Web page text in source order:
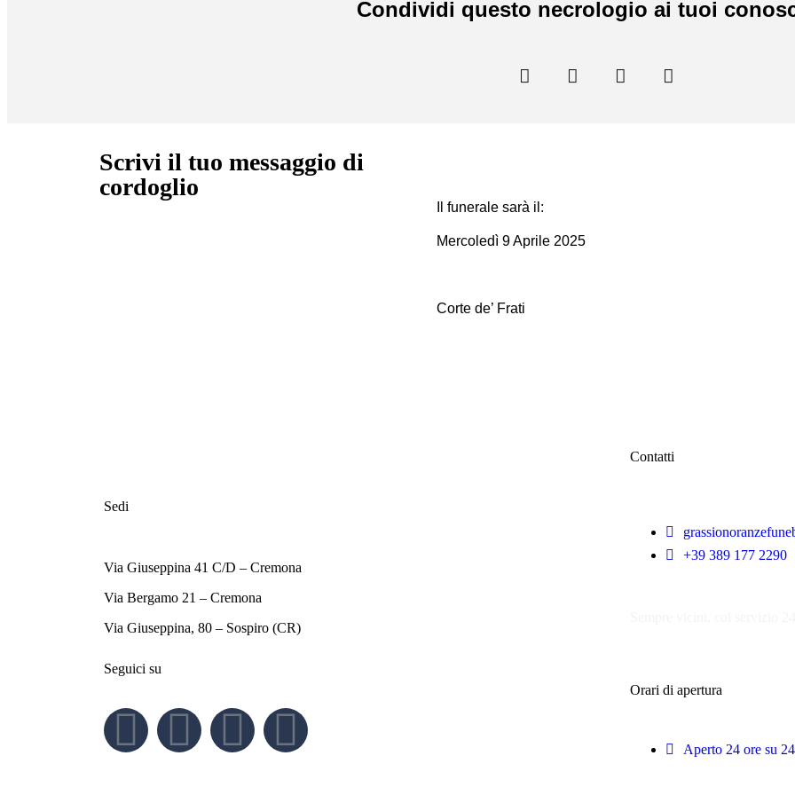
Condividi questo necrologio ai tuoi
Scrivi il tuo messaggio di
cordoglio
Il funerale sarà il:
Mercoledì 9 Aprile 2025
Corte de’ Frati
Sedi
Via Giuseppina 41 C/D – Cremona
Via Bergamo 21 – Cremona
Via Giuseppina, 80 – Sospiro (CR)
Seguici su
Contatti
+39 389 177 2290
Orari di apertura
Aperto 24 ore su 24